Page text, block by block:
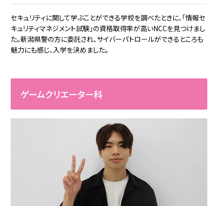
セキュリティに関して学ぶことができる学校を調べたときに、「情報セ
キュリティマネジメント試験」の資格取得率が高いNCCを見つけまし
た。新潟県警の方に委託され、サイバーパトロールができるところも
魅力にも感じ、入学を決めました。
ゲームクリエーター科